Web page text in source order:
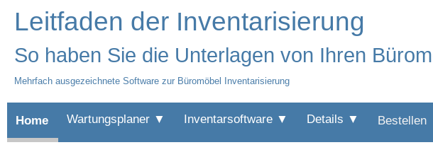
Leitfaden der Inventarisierung
So haben Sie die Unterlagen von Ihren
Mehrfach ausgezeichnete Software zur Büromöbel Inventarisierung
Home Wartungsplaner ▼ Inventarsoftware ▼ Details ▼ Bestellen